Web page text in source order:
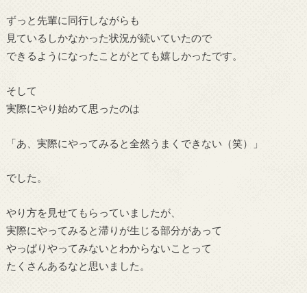
ずっと先輩に同行しながらも
見ているしかなかった状況が続いていたので
できるようになったことがとても嬉しかったです。
そして
実際にやり始めて思ったのは
「あ、実際にやってみると全然うまくできない（笑）」
でした。
やり方を見せてもらっていましたが、
実際にやってみると滞りが生じる部分があって
やっぱりやってみないとわからないことって
たくさんあるなと思いました。